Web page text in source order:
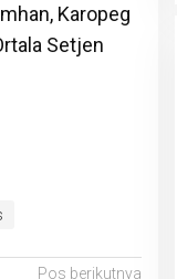
Karopeg
Setjen
Pos berikutnya